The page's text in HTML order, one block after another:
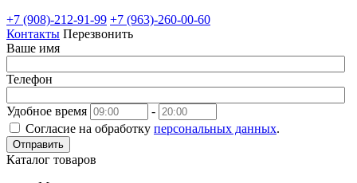
+7 (908)-212-91-99 +7 (963)-260-00-60
Контакты Перезвонить
Ваше имя
Телефон
Удобное время
-
Согласие на обработку персональных данных.
Отправить
Каталог товаров